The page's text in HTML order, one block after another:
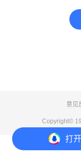
打开
意见
Copyright©